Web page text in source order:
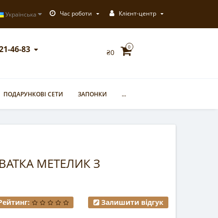
Українська Час роботи Клієнт-центр
46-83 ₴0
0
ПОДАРУНКОВІ СЕТИ ЗАПОНКИ ...
МЕТЕЛИК З
Залишити відгук